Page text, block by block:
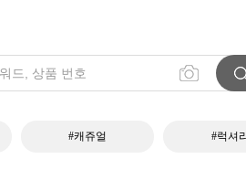
#캐쥬얼 #럭셔